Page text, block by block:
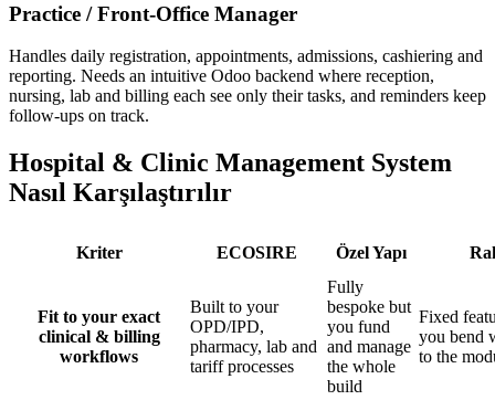
Practice / Front-Office Manager
Handles daily registration, appointments, admissions, cashiering and
reporting. Needs an intuitive Odoo backend where reception,
nursing, lab and billing each see only their tasks, and reminders keep
follow-ups on track.
Hospital & Clinic Management System
Nasıl Karşılaştırılır
Kriter ECOSIRE Özel Yapı
Fit to your exact
clinical & billing
workflows
Built to your
OPD/IPD,
pharmacy, lab and
tariff processes
Fully
bespoke but
you fund
and manage
the whole
build
Fixed
you bend
to the